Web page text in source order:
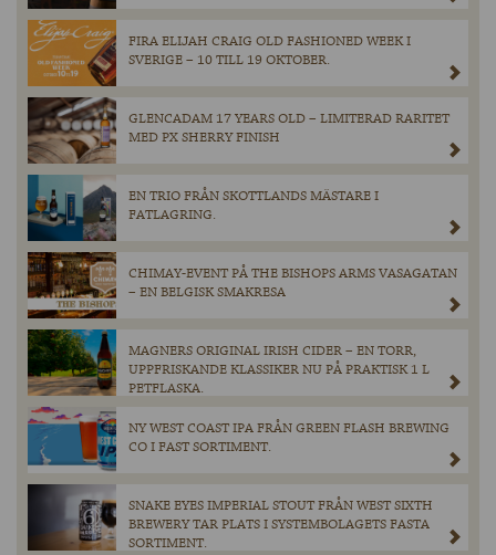
FIRA ELIJAH CRAIG OLD FASHIONED WEEK I
SVERIGE – 10 TILL 19 OKTOBER.
GLENCADAM 17 YEARS OLD – LIMITERAD RARITET
MED PX SHERRY FINISH
EN TRIO FRÅN SKOTTLANDS MÄSTARE I
FATLAGRING.
CHIMAY-EVENT PÅ THE BISHOPS ARMS VASAGATAN
– EN BELGISK SMAKRESA
MAGNERS ORIGINAL IRISH CIDER – EN TORR,
UPPFRISKANDE KLASSIKER NU PÅ PRAKTISK 1 L
PETFLASKA.
NY WEST COAST IPA FRÅN GREEN FLASH BREWING
CO I FAST SORTIMENT.
SNAKE EYES IMPERIAL STOUT FRÅN WEST SIXTH
BREWERY TAR PLATS I SYSTEMBOLAGETS FASTA
SORTIMENT.